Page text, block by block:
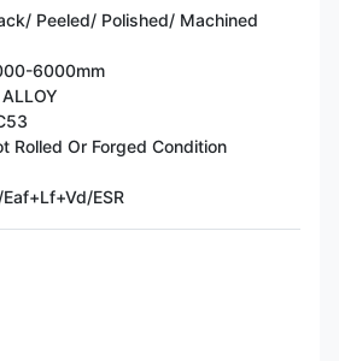
Peeled/ Polished/ Machined
6000mm
Rolled Or Forged Condition
Eaf+Lf+Vd/ESR